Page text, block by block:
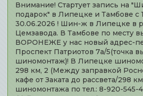
Внимание! Стартует запись на
подарок" в Липецке и Тамбове с
30.06.2026 ! Шин-ж в Липецке в
Цемзавода. В Тамбове по месту
ВОРОНЕЖЕ у нас новый адрес-
Проспект Патриотов 7а/5(точка
шиномонтаж)! В Липецке
298 км, 2 (Между заправкой
кафе от Заката до рассвета/298
шиномонтажа по тел.: 8-920-545-